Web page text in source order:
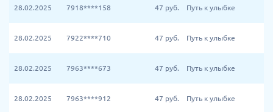
28.02.2025 7918****158 47 руб. Путь к улыбке
28.02.2025 7922****710 47 руб. Путь к улыбке
28.02.2025 7963****673 47 руб. Путь к улыбке
28.02.2025 7963****912 47 руб. Путь к улыбке